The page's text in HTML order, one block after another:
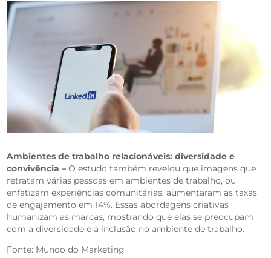
Ambientes de trabalho relacionáveis: diversidade e
convivência – O estudo também revelou que imagens que
retratam várias pessoas em ambientes de trabalho, ou
enfatizam experiências comunitárias, aumentaram as taxas
de engajamento em 14%. Essas abordagens criativas
humanizam as marcas, mostrando que elas se preocupam
com a diversidade e a inclusão no ambiente de trabalho.
Fonte: Mundo do Marketing